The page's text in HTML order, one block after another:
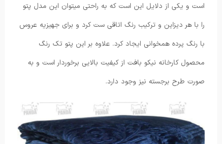
است و یکی از دلایل این است که به راحتی میتوان این مدل پتو
را با هر دیزاین و ترکیب رنگ اتاقی ست کرد و برای جهیزیه عروس
با رنگ پرده همخوانی ایجاد کرد. علاوه بر این پتو تک رنگ
محصول کارخانه نیکو بافت از کیفیت بالایی برخوردار است و به
صورت طرح برجسته نیز وجود دارد.